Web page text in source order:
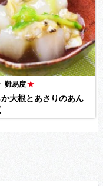
難易度★
大根とあさりのあん